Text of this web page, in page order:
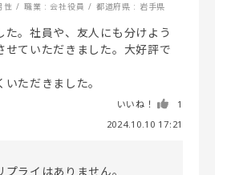
性 職業 : 会社役員 都道府県 : 岩手県
た。社員や、友人にも分けよう
せていただきました。大好評で
いいね！
1
2024.10.10 17:21
プライはありません。